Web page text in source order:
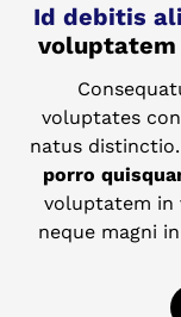
Id debitis
voluptatem
voluptates
natus
porro
voluptatem in
neque magni